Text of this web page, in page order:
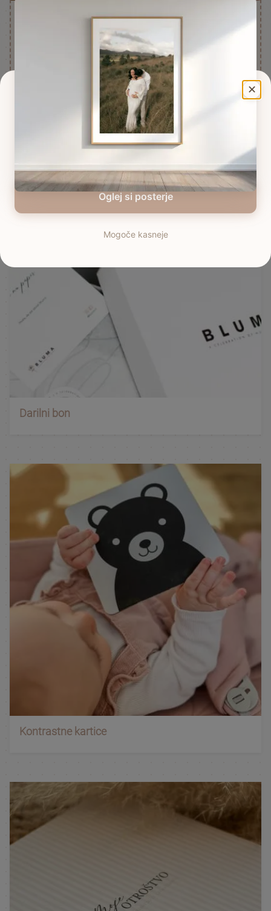
Poster spominov
Ustvari svoj personaliziran poster
Ustvari poster
Poglej si še
Darilni bon
Kontrastne kartice
✕
Ohrani spomine za vedno
Oglej si posterje
Mogoče kasneje